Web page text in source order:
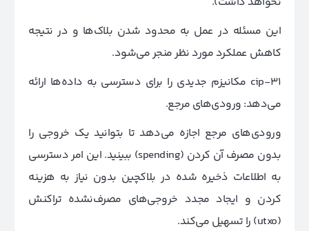
این مسئله در عمل به محدود شدن بلاک‌ها و در نتیجه
کاهش عملکرد مورد نظر منجر می‌شود.
cip-31 مکانیزم جدیدی را برای دسترسی به داده‌ها ارائه
می‌دهد: ورودی‌های مرجع.
ورودی‌های مرجع اجازه می‌دهد تا بتوانید یک خروجی را
بدون مصرف آن کردن (spending) ببینید. این امر دسترسی
به اطلاعات ذخیره شده در بلاکچین بدون نیاز به هزینه
کردن و ایجاد مجدد خروجی‌های مصرف‌نشده تراکنش
(utxo)
را تسهیل می‌کند.